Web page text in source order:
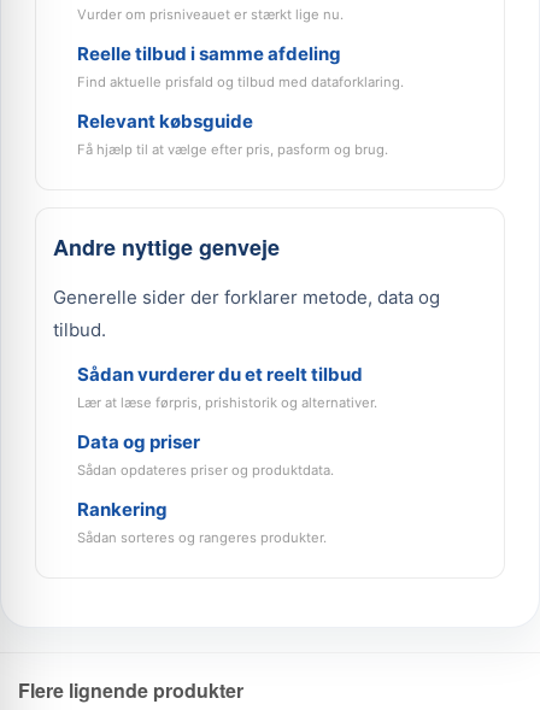
Vurder om prisniveauet er stærkt lige nu.
Reelle tilbud i samme afdeling
Find aktuelle prisfald og tilbud med dataforklaring.
Relevant købsguide
Få hjælp til at vælge efter pris, pasform og brug.
Andre nyttige genveje
Generelle sider der forklarer metode, data og
tilbud.
Sådan vurderer du et reelt tilbud
Lær at læse førpris, prishistorik og alternativer.
Data og priser
Sådan opdateres priser og produktdata.
Rankering
Sådan sorteres og rangeres produkter.
Flere lignende produkter